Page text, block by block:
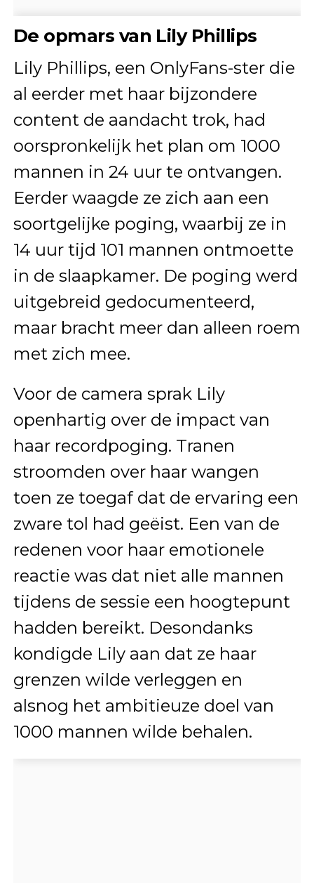
De opmars van Lily Phillips
Lily Phillips, een OnlyFans-ster die
al eerder met haar bijzondere
content de aandacht trok, had
oorspronkelijk het plan om 1000
mannen in 24 uur te ontvangen.
Eerder waagde ze zich aan een
soortgelijke poging, waarbij ze in
14 uur tijd 101 mannen ontmoette
in de slaapkamer. De poging werd
uitgebreid gedocumenteerd,
maar bracht meer dan alleen roem
met zich mee.
Voor de camera sprak Lily
openhartig over de impact van
haar recordpoging. Tranen
stroomden over haar wangen
toen ze toegaf dat de ervaring een
zware tol had geëist. Een van de
redenen voor haar emotionele
reactie was dat niet alle mannen
tijdens de sessie een hoogtepunt
hadden bereikt. Desondanks
kondigde Lily aan dat ze haar
grenzen wilde verleggen en
alsnog het ambitieuze doel van
1000 mannen wilde behalen.